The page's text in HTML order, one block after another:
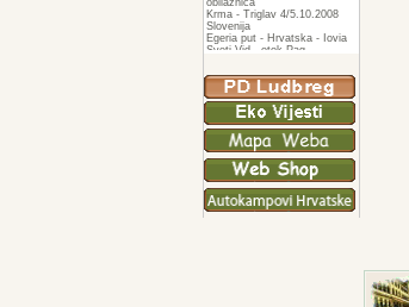
obilaznica
Krma - Triglav 4/5.10.2008
Slovenija
Egeria put - Hrvatska - Iovia
Sveti Vid - otok Pag
ZIR
Podkilavac-Mudna dol-Hahlići-
Kolac-Podki